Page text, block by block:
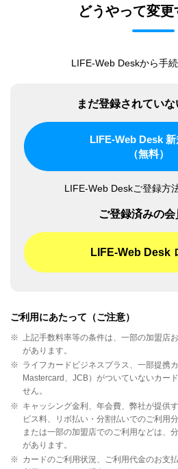
どうやって変更
LIFE-Web Deskから手続
まだ登録されてい
LIFE-Web Desk
（無料）
LIFE-Web Deskご登録方
ご登録済みの会
LIFE-Web Desk
ご利用にあたって（ご注意）
※ 上記手数料率等の条件は、一部の加盟店
があります。
※ ライフカードビジネスプラス、一部提携
Mastercard、JCB）がついていないカー
せん。
※ キャッシング金利、年会費、弊社が提供
ビス料、リボ払い・分割払いでのご利用
または一部の加盟店でのご利用などは、
があります。
※ カードのご利用状況、ご利用代金のお支